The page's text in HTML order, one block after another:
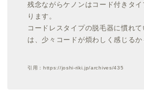
残念ながらケノンはコード付きタ
ります。
コードレスタイプの脱毛器に慣れ
は、少々コードが煩わしく感じるか
引用：https://joshi-riki.jp/archives/435